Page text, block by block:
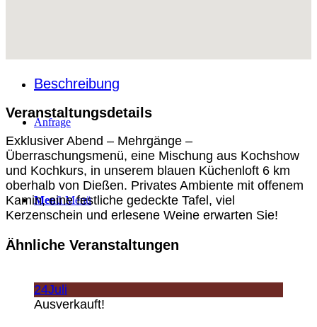
Anfrage
Menü Menü
Beschreibung
Veranstaltungsdetails
Exklusiver Abend – Mehrgänge –
Überraschungsmenü, eine Mischung aus Kochshow
und Kochkurs, in unserem blauen Küchenloft 6 km
oberhalb von Dießen. Privates Ambiente mit offenem
Kamin, eine festliche gedeckte Tafel, viel
Kerzenschein und erlesene Weine erwarten Sie!
Ähnliche Veranstaltungen
24Juli
Ausverkauft!